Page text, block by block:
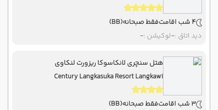
4 شب اقامت فقط صبحانه(BB)
دید اتاق :-لوکیشن :-
هتل سنچری لانکاسوکا ریزورت لنکاوی
Century Langkasuka Resort Langkawi
3 شب اقامت فقط صبحانه(BB)